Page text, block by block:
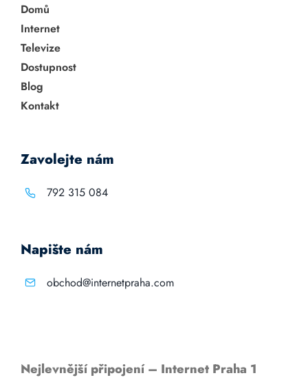
Domů
Internet
Televize
Dostupnost
Blog
Kontakt
Zavolejte nám
792 315 084
Napište nám
obchod@internetpraha.com
Nejlevnější připojení – Internet Praha 1